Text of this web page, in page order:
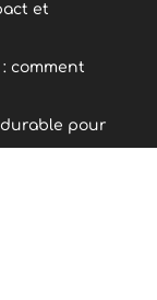
et
comment
pour